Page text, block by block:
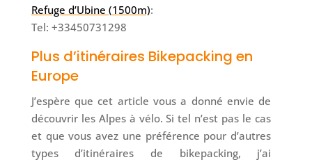
Refuge d’Ubine (1500m):
Tel: +33450731298
Plus d’itinéraires Bikepacking en
Europe
J’espère que cet article vous a donné envie de
découvrir les Alpes à vélo. Si tel n’est pas le cas
et que vous avez une préférence pour d’autres
types d’itinéraires de bikepacking, j’ai